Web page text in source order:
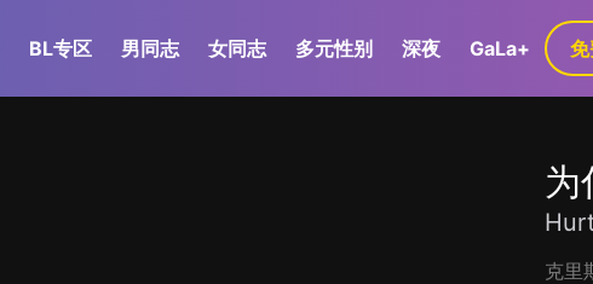
BL专区 男同志 女同志 多元性别 深夜 GaLa+
为
克里